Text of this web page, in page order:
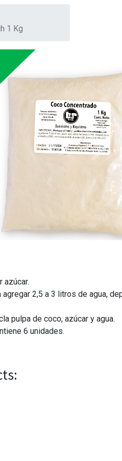
1 Kg
azúcar.
2,5 a 3 litros de agua,
pulpa de coco, azúcar y agua.
6 unidades.